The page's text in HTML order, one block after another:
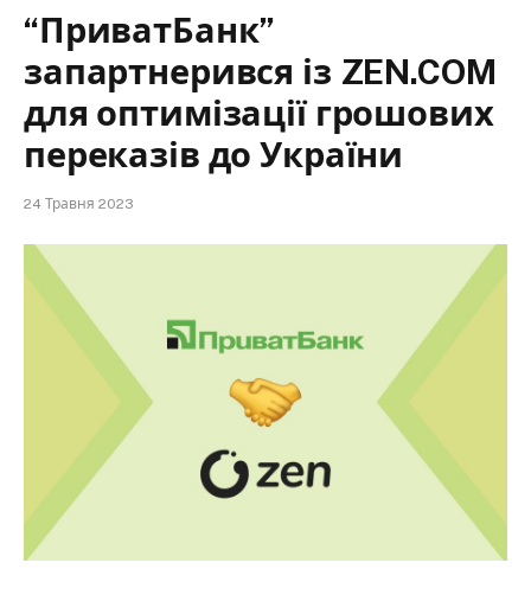
“ПриватБанк”
запартнерився із ZEN.COM
для оптимізації грошових
переказів до України
24 Травня 2023